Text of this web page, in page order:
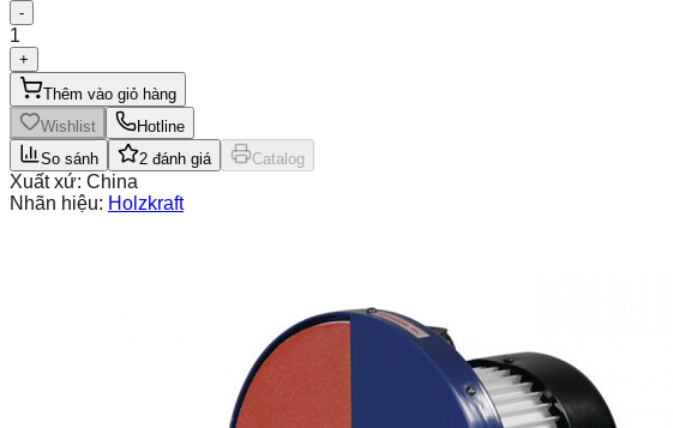
-
1
+
Thêm vào giỏ hàng
Wishlist
Hotline
So sánh
2 đánh giá Catalog
Xuất xứ: China
Nhãn hiệu: Holzkraft